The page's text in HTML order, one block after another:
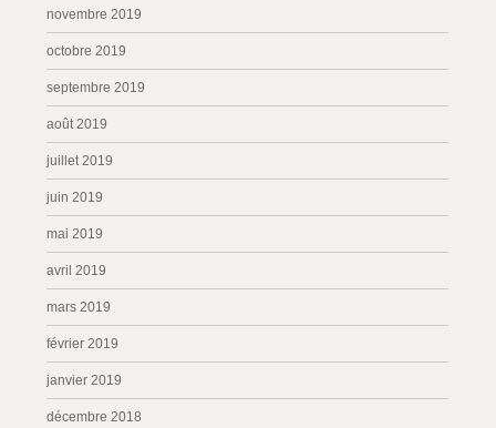
novembre 2019
octobre 2019
septembre 2019
août 2019
juillet 2019
juin 2019
mai 2019
avril 2019
mars 2019
février 2019
janvier 2019
décembre 2018